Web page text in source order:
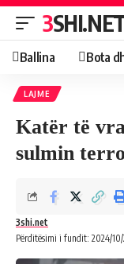
Ballina Bota
LAJME
Katër të
sulmin
Përditësimi i fundit: 2024/10/
3shi.net